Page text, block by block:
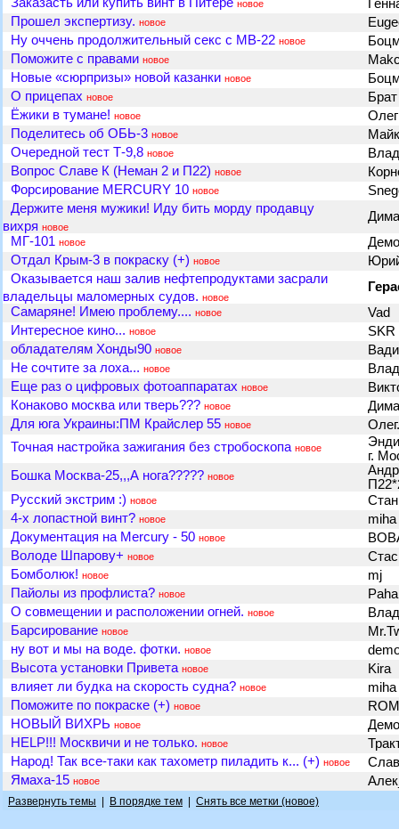
Заказасть или купить винт в Питере новое
Прошел экспертизу. новое
Ну оччень продолжительный секс с МВ-22 новое
Поможите с правами новое
Новые «сюрпризы» новой казанки новое
О прицепах новое
Ёжики в тумане! новое
Поделитесь об ОБЬ-3 новое
Очередной тест Т-9,8 новое
Вопрос Славе К (Неман 2 и П22) новое
Форсирование MERCURY 10 новое
Держите меня мужики! Иду бить морду продавцу
вихря новое
МГ-101 новое
Отдал Крым-3 в покраску (+) новое
Оказывается наш залив нефтепродуктами засрали
владельцы маломерных судов. новое
Самаряне! Имею проблему.... новое
Vad
Интересное кино... новое
SKR
обладателям Хонды90 новое
Не сочтите за лоха... новое
Еще раз о цифровых фотоаппаратах новое
Конаково москва или тверь??? новое
Для юга Украины:ПМ Крайслер 55 новое
Точная настройка зажигания без стробоскопа новое
г.
Бошка Москва-25,,,А нога????? новое
Русский экстрим :) новое
4-х лопастной винт? новое
miha
Документация на Mercury - 50 новое
Володе Шпарову+ новое
Бомболюк! новое
mj
Пайолы из профлиста? новое
О совмещении и расположении огней. новое
Барсирование новое
ну вот и мы на воде. фотки. новое
Высота установки Привета новое
Kira
влияет ли будка на скорость судна? новое
miha
Поможите по покраске (+) новое
НОВЫЙ ВИХРЬ новое
HELP!!! Москвичи и не только. новое
Народ! Так все-таки как тахометр пиладить к... (+) новое
Ямаха-15 новое
Развернуть темы В порядке тем Снять все метки (новое)